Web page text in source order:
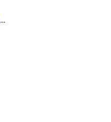
…